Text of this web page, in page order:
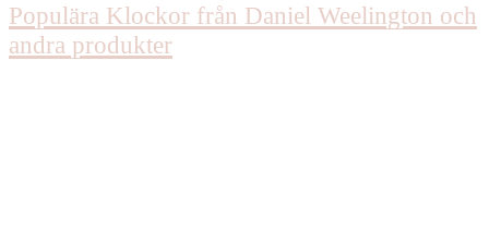
Populära Klockor från Daniel Weelington och
andra produkter